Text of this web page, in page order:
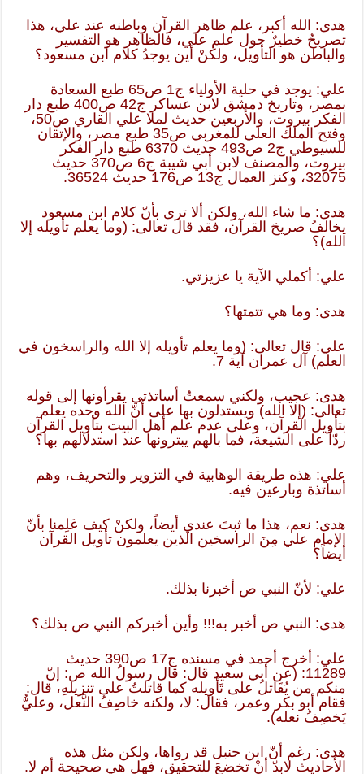
هدى: الله أكبر، علم ظاهر القرآن وباطنه عند علي، هذا
تصريحٌ خطيرٌ حول علم علي، فالظاهر هو التفسير
والباطن هو التأويل، ولكنْ أين يوجدُ كلام ابن مسعود؟
علي: يوجد في حلية الأولياء ج1 ص65 طبع السعادة
بمصر، وتاريخ دمشق لابن عساكر ج42 ص400 طبع دار
الفكر بيروت، والأربعين حديث لملا علي القاري ص50،
وفتح الملك العلي للمغربي ص35 طبع مصر، والإتقان
للسيوطي ج2 ص493 حديث 6370 طبع دار الفكر
بيروت، والمصنف لابن أبي شيبة ج6 ص370 حديث
32075، وكنز العمال ج13 ص176 حديث 36524.
هدى: ما شاء الله، ولكن ألا ترى بأنّ كلام ابن مسعود
يخالفُ صريحَ القرآن، فقد قال تعالى: (وما يعلم تأويله إلا
الله)؟
علي: أكملي الآية يا عزيزتي.
هدى: وما هي تتمتها؟
علي: قال تعالى: (وما يعلم تأويله إلا الله والراسخون في
العلم) آل عمران آية 7.
هدى: عجيب، ولكني سمعتُ أساتذتي يقرأونها إلى قوله
تعالى: (إلا الله) ويستدلون بها على أنّ الله وحده يعلم
بتأويل القرآن، وعلى عدم علم أهل البيت بتأويل القرآن
ردّاً على الشيعة، فما بالهم يبترونها عند استدلالهم بها؟
علي: هذه طريقة الوهابية في التزوير والتحريف، وهم
أساتذة وبارعين فيه.
هدى: نعم، هذا ما ثبتَ عندي أيضاً، ولكنْ كيف عَلِمنا بأنّ
الإمام علي مِنَ الراسخين الذين يعلمون تأويل القرآن
أيضاً؟
علي: لأنّ النبي ص أخبرنا بذلك.
هدى: النبي ص أخبر به!!! وأين أخبركم النبي ص بذلك؟
علي: أخرج أحمد في مسنده ج17 ص390 حديث
11289: (عن أبي سعيد قال: قال رسولُ الله ص: إنّ
منكم من يُقَاتلُ على تَأويله كما قاتلتُ على تنزيلهِ، قال:
فقام أبو بكر وعمر، فقال: لا، ولكنه خاصِفُ النَّعل، وعليٌّ
يَخصِفُ نعله).
هدى: رغم أنّ ابن حنبل قد رواها، ولكن مثل هذه
الأحاديث لابدّ أنْ تخضعَ للتحقيق، فهل هي صحيحة أم لا.